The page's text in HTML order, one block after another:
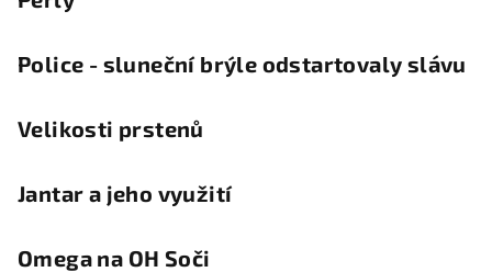
Police - sluneční brýle odstartovaly slávu
Velikosti prstenů
Jantar a jeho využití
Omega na OH Soči